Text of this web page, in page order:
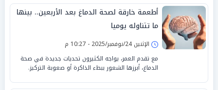
أطعمة خارقة لصحة الدماغ بعد الأربعين.. بينها
ما تتناوله يوميا
الإثنين 24/نوفمبر/2025 - 10:27 م
مع تقدم العمر، يواجه الكثيرون تحديات جديدة في صحة
الدماغ، أبرزها الشعور ببطء الذاكرة أو صعوبة التركيز.